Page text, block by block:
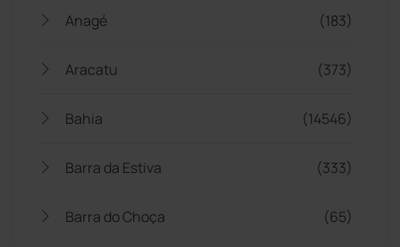
Anagé (183)
Aracatu (373)
Bahia (14546)
Barra da Estiva (333)
Barra do Choça (65)